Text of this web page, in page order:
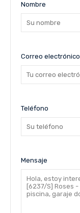
Nombre
Correo electrónico
Teléfono
Mensaje